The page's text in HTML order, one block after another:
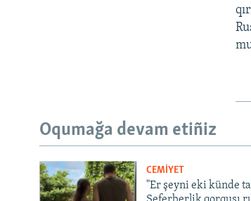
Oqumağa devam etiñiz
CEMİYET
"Er şeyni eki künde